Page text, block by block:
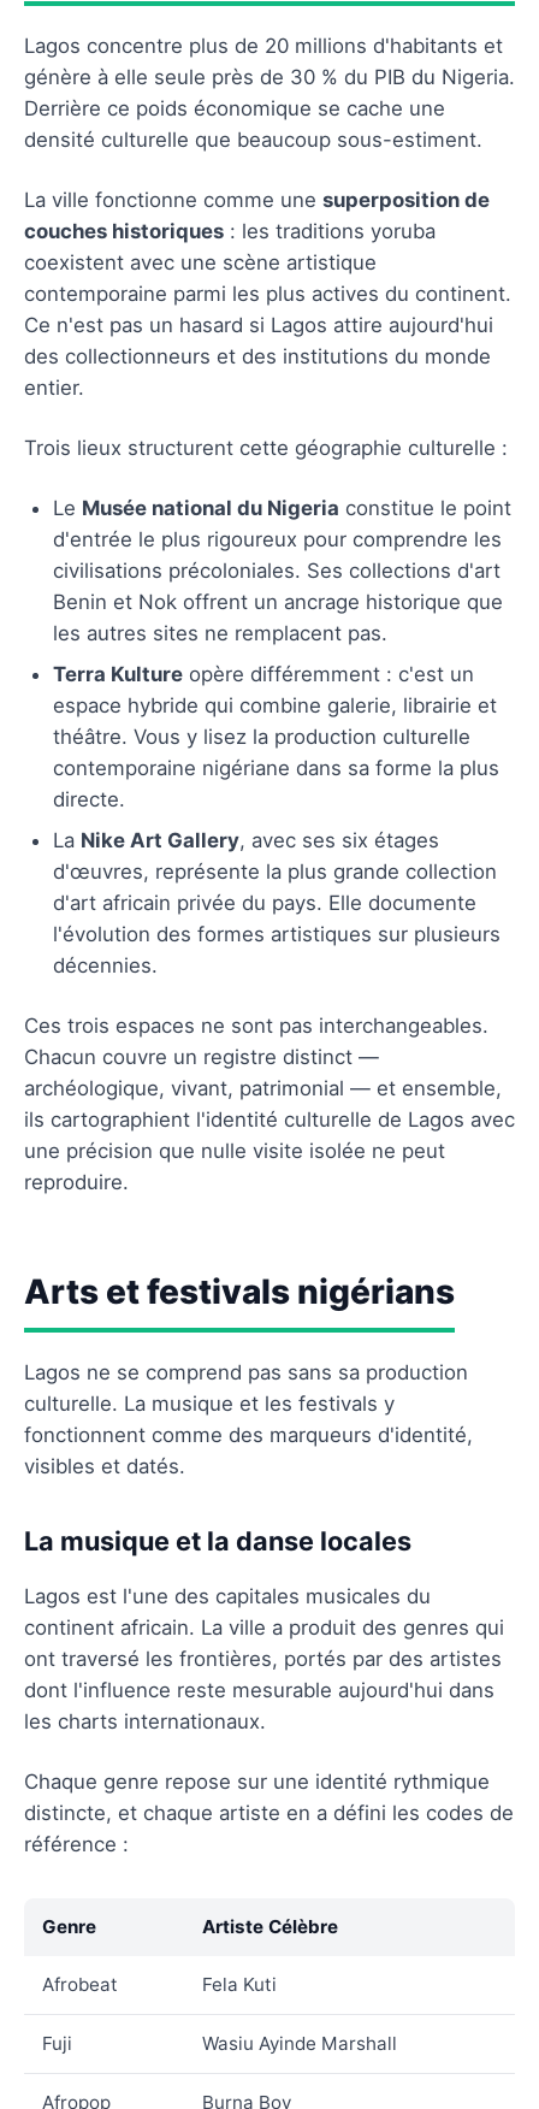
Lagos concentre plus de 20 millions d'habitants et
génère à elle seule près de 30 % du PIB du Nigeria.
Derrière ce poids économique se cache une
densité culturelle que beaucoup sous-estiment.
La ville fonctionne comme une superposition de
couches historiques : les traditions yoruba
coexistent avec une scène artistique
contemporaine parmi les plus actives du continent.
Ce n'est pas un hasard si Lagos attire aujourd'hui
des collectionneurs et des institutions du monde
entier.
Trois lieux structurent cette géographie culturelle :
Le Musée national du Nigeria constitue le point
d'entrée le plus rigoureux pour comprendre les
civilisations précoloniales. Ses collections d'art
Benin et Nok offrent un ancrage historique que
les autres sites ne remplacent pas.
Terra Kulture opère différemment : c'est un
espace hybride qui combine galerie, librairie et
théâtre. Vous y lisez la production culturelle
contemporaine nigériane dans sa forme la plus
directe.
La Nike Art Gallery, avec ses six étages
d'œuvres, représente la plus grande collection
d'art africain privée du pays. Elle documente
l'évolution des formes artistiques sur plusieurs
décennies.
Ces trois espaces ne sont pas interchangeables.
Chacun couvre un registre distinct —
archéologique, vivant, patrimonial — et ensemble,
ils cartographient l'identité culturelle de Lagos avec
une précision que nulle visite isolée ne peut
reproduire.
Arts et festivals nigérians
Lagos ne se comprend pas sans sa production
culturelle. La musique et les festivals y
fonctionnent comme des marqueurs d'identité,
visibles et datés.
La musique et la danse locales
Lagos est l'une des capitales musicales du
continent africain. La ville a produit des genres qui
ont traversé les frontières, portés par des artistes
dont l'influence reste mesurable aujourd'hui dans
les charts internationaux.
Chaque genre repose sur une identité rythmique
distincte, et chaque artiste en a défini les codes de
référence :
Genre Artiste Célèbre
Afrobeat Fela Kuti
Fuji Wasiu Ayinde Marshall
Afropop Burna Boy